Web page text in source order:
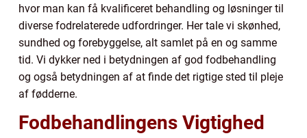
hvor man kan få kvalificeret behandling og løsninger til
diverse fodrelaterede udfordringer. Her tale vi skønhed,
sundhed og forebyggelse, alt samlet på en og samme
tid. Vi dykker ned i betydningen af god fodbehandling
og også betydningen af at finde det rigtige sted til pleje
af fødderne.
Fodbehandlingens Vigtighed